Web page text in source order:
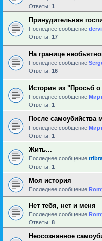
Ответы: 1
Принудительная
Последнее сообщение
Ответы: 17
На границе
Последнее сообщение
Ответы: 16
История из "Просьб
Последнее сообщение
Ответы: 1
После самоубийства
Последнее сообщение
Ответы: 1
Жить...
Последнее сообщение
Ответы: 1
Моя история
Последнее сообщение
Нет тебя, нет и меня
Последнее сообщение
Ответы: 8
Неосознанное